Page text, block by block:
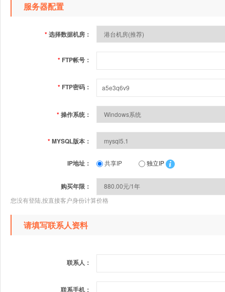
服务器配置
*选择数据机房：
* FTP帐号：
* FTP密码：
*操作系统：
*MYSQL版本：
IP地址： 共享IP 独立IP
购买年限：
您没有登陆,按直接客户身份计算价格
请填写联系人资料
联系人：
联系手机：